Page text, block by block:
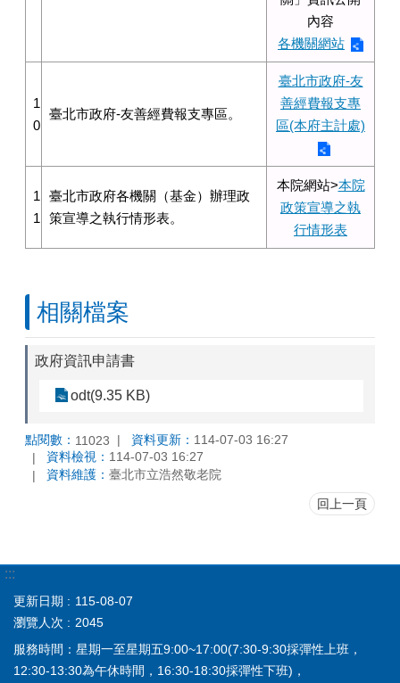
內容
各機關網站
1
0
臺北市政府-友善經費報支專區。
臺北市政府-友
善經費報支專
區(本府主計處)
1
1
臺北市政府各機關（基金）辦理政
策宣導之執行情形表。
本院網站>本院
政策宣導之執
行情形表
相關檔案
政府資訊申請書
odt(9.35 KB)
點閱數： 11023 資料更新： 114-07-03 16:27
資料檢視： 114-07-03 16:27
資料維護： 臺北市立浩然敬老院
回上一頁
:::
更新日期
115-08-07
瀏覽人次
2045
服務時間：星期一至星期五9:00~17:00(7:30-9:30採彈性上班，
12:30-13:30為午休時間，16:30-18:30採彈性下班)，